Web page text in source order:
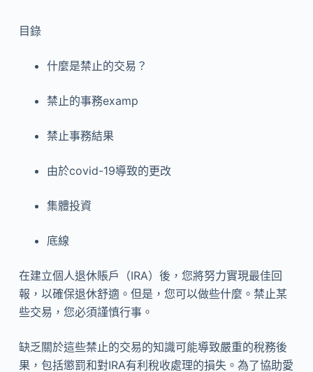
目錄
什麼是禁止的交易？
禁止的事務examp
禁止事務結果
由於covid-19導致的更改
集體投資
底線
在建立個人退休賬戶（IRA）後，您將努力實現最佳回
報，以確保退休舒適。但是，您可以做些什麼。禁止某
些交易，您必須謹慎行事。
缺乏關於這些禁止的交易的知識可能導致嚴重的稅務後
果，包括懲罰和對IRA有利稅收處理的損失。為了協助愛